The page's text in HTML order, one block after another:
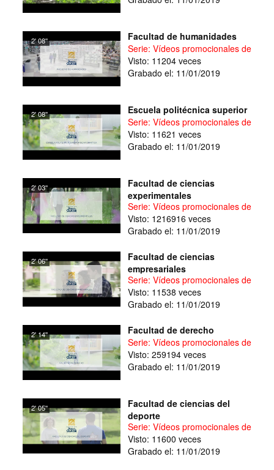
2' 08''
Facultad de humanidades
Serie: Vídeos promocionales de
Visto: 11204 veces
Grabado el: 11/01/2019
2' 08''
Escuela politécnica superior
Serie: Vídeos promocionales de
Visto: 11621 veces
Grabado el: 11/01/2019
2' 03''
Facultad de ciencias
experimentales
Serie: Vídeos promocionales de
Visto: 1216916 veces
Grabado el: 11/01/2019
2' 06''
Facultad de ciencias
empresariales
Serie: Vídeos promocionales de
Visto: 11538 veces
Grabado el: 11/01/2019
2' 14''
Facultad de derecho
Serie: Vídeos promocionales de
Visto: 259194 veces
Grabado el: 11/01/2019
2' 05''
Facultad de ciencias del
deporte
Serie: Vídeos promocionales de
Visto: 11600 veces
Grabado el: 11/01/2019